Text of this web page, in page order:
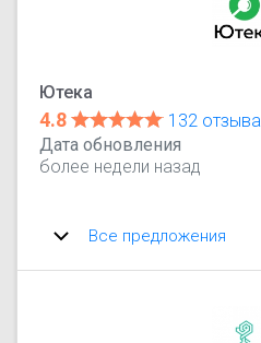
Ютека
4.8
132 отзыва
Дата обновления
более недели назад
Все предложения